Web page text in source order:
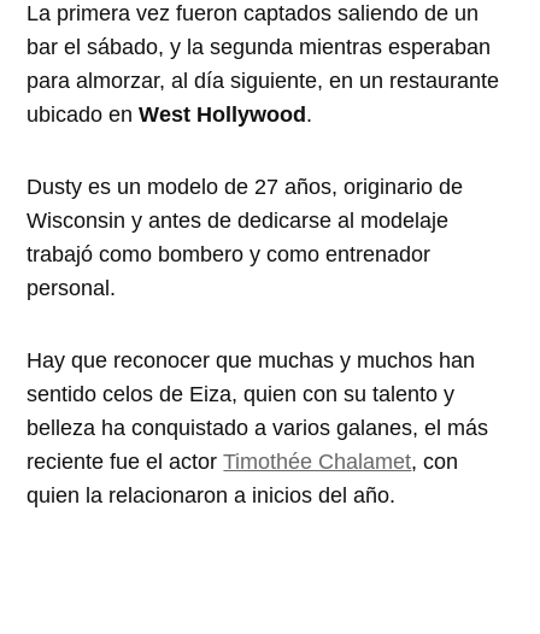
La primera vez fueron captados saliendo de un
bar el sábado, y la segunda mientras esperaban
para almorzar, al día siguiente, en un restaurante
ubicado enWest Hollywood .
Dusty es un modelo de 27 años, originario de
Wisconsin y antes de dedicarse al modelaje
trabajó como bombero y como entrenador
personal.
Hay que reconocer que muchas y muchos han
sentido celos de Eiza, quien con su talento y
belleza ha conquistado a varios galanes, el más
reciente fue el actorTimothée Chalamet, con
quien la relacionaron a inicios del año.